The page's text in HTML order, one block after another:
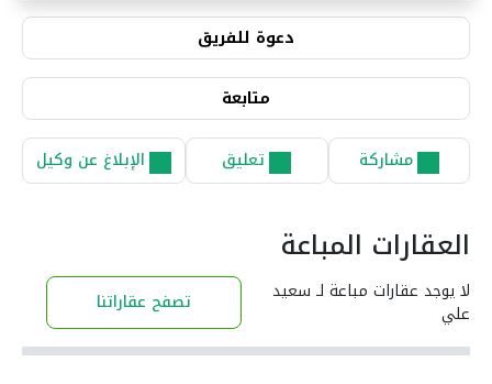
دعوة للفريق
متابعة
مشاركة تعليق الإبلاغ عن وكيل
العقارات المباعة
لا يوجد عقارات مباعة لـ سعيد
علي تصفح عقاراتنا